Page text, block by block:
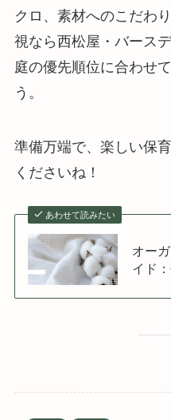
クロ、素材へのこだわ
視なら西松屋・バース
庭の優先順位に合わせ
う。
準備万端で、楽しい保
くださいね！
あわせて読みたい
オー
イド